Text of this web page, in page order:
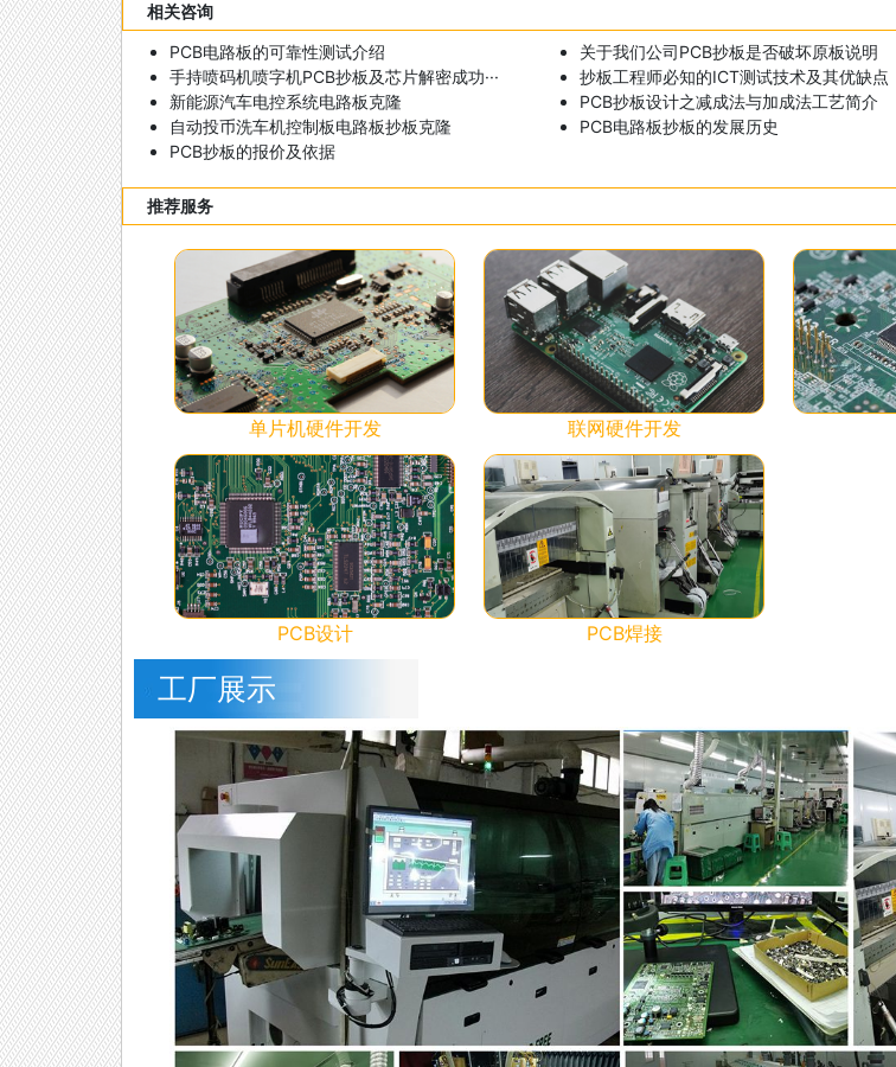
相关咨询
PCB电路板的可靠性测试介绍
关于我们公司PCB抄板是否破坏原板说明
手持喷码机喷字机PCB抄板及芯片解密成功···
抄板工程师必知的ICT测试技术及其优缺点
新能源汽车电控系统电路板克隆
PCB抄板设计之减成法与加成法工艺简介
自动投币洗车机控制板电路板抄板克隆
PCB电路板抄板的发展历史
PCB抄板的报价及依据
推荐服务
单片机硬件开发 联网硬件开发
PCB设计 PCB焊接
工厂展示